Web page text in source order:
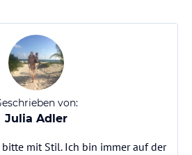
von:
Julia Adler
bitte mit Stil. Ich bin immer auf der